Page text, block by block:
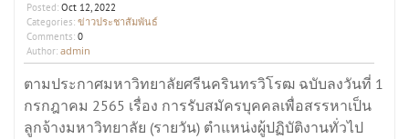
Posted: Oct 12, 2022
Categories: ข่าวประชาสัมพันธ์
Comments: 0
Author: admin
ตามประกาศมหาวิทยาลัยศรีนครินทรวิโรฒ ฉบับลงวันที่ 1
กรกฎาคม 2565 เรื่อง การรับสมัครบุคคลเพื่อสรรหาเป็น
ลูกจ้างมหาวิทยาลัย (รายวัน) ตำแหน่งผู้ปฏิบัติงานทั่วไป